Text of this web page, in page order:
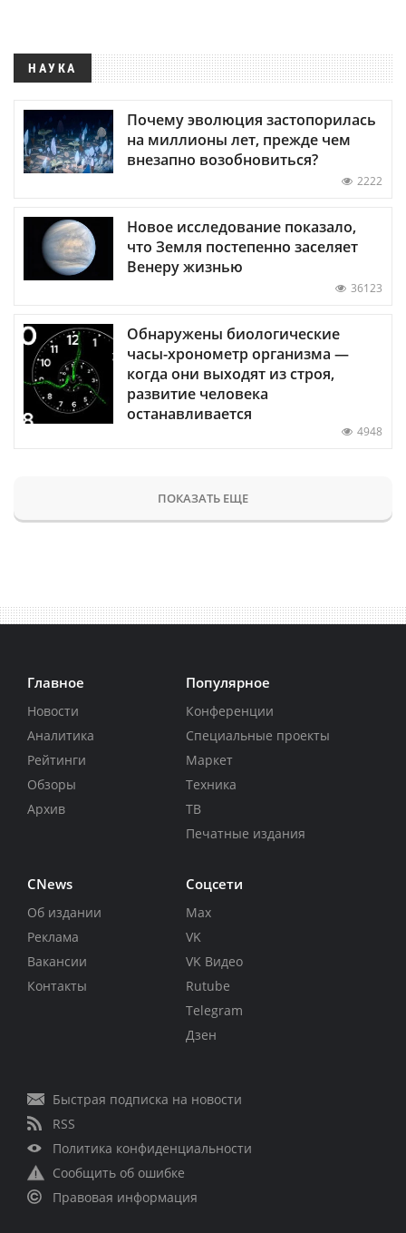
НАУКА
Почему эволюция застопорилась
на миллионы лет, прежде чем
внезапно возобновиться?
2222
Новое исследование показало,
что Земля постепенно заселяет
Венеру жизнью
36123
Обнаружены биологические
часы-хронометр организма —
когда они выходят из строя,
развитие человека
останавливается
4948
ПОКАЗАТЬ ЕЩЕ
Главное
Новости
Аналитика
Рейтинги
Обзоры
Архив
Популярное
Конференции
Специальные проекты
Маркет
Техника
ТВ
Печатные издания
CNews
Об издании
Реклама
Вакансии
Контакты
Соцсети
Max
VK
VK Видео
Rutube
Telegram
Дзен
Быстрая подписка на новости
RSS
Политика конфиденциальности
Сообщить об ошибке
Правовая информация